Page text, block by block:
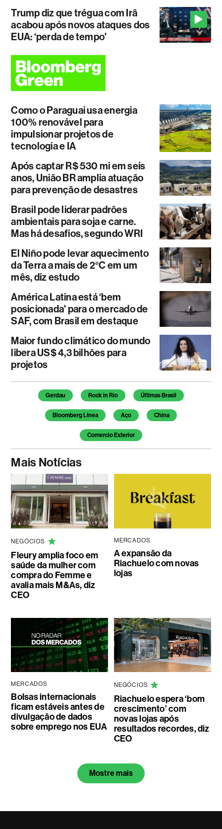
Trump diz que trégua com Irã
acabou após novos ataques dos
EUA: ‘perda de tempo'
Como o Paraguai usa energia
100% renovável para
impulsionar projetos de
tecnologia e IA
Após captar R$ 530 mi em seis
anos, União BR amplia atuação
para prevenção de desastres
Brasil pode liderar padrões
ambientais para soja e carne.
Mas há desafios, segundo WRI
El Niño pode levar aquecimento
da Terra a mais de 2°C em um
mês, diz estudo
América Latina está ‘bem
posicionada' para o mercado de
SAF, com Brasil em destaque
Maior fundo climático do mundo
libera US$ 4,3 bilhões para
projetos
Temas deste artigo
Gerdau Rock in Rio Últimas Brasil
Bloomberg Línea Aço China
Comercio Exterior
Mais Notícias
NEGÓCIOS
Fleury amplia foco em
saúde da mulher com
compra do Femme e
avalia mais M&As, diz
CEO
MERCADOS
A expansão da
Riachuelo com novas
lojas
MERCADOS
Bolsas internacionais
ficam estáveis antes de
divulgação de dados
sobre emprego nos EUA
NEGÓCIOS
Riachuelo espera ‘bom
crescimento’ com
novas lojas após
resultados recordes, diz
CEO
Mostre mais